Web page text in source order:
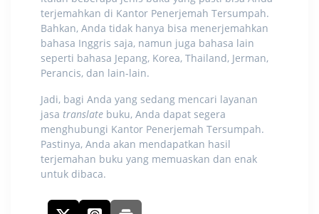
terjemahkan di Kantor Penerjemah Tersumpah.
Bahkan, Anda tidak hanya bisa menerjemahkan
bahasa Inggris saja, namun juga bahasa lain
seperti bahasa Jepang, Korea, Thailand, Jerman,
Perancis, dan lain-lain.
Jadi, bagi Anda yang sedang mencari layanan
jasa translate buku, Anda dapat segera
menghubungi Kantor Penerjemah Tersumpah.
Pastinya, Anda akan mendapatkan hasil
terjemahan buku yang memuaskan dan enak
untuk dibaca.